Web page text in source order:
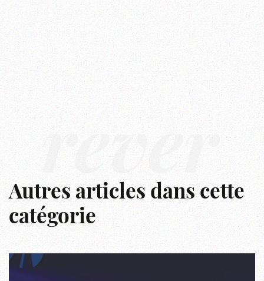
rêver
Autres articles dans cette
catégorie